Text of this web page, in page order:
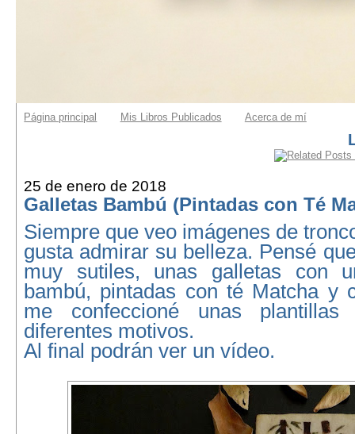
Página principal Mis Libros Publicados Acerca de mí
25 de enero de 2018
Galletas Bambú (Pintadas con Té
Siempre que veo imágenes de
gusta admirar su belleza. Pensé
muy sutiles, unas galletas con
bambú, pintadas con té Matcha y
me confeccioné unas
diferentes motivos.
Al final podrán ver un vídeo.